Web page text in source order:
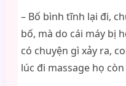
– Bố bình tĩnh lại đi,
bố, mà do cái máy bị
có chuyện gì xảy ra,
lúc đi massage họ